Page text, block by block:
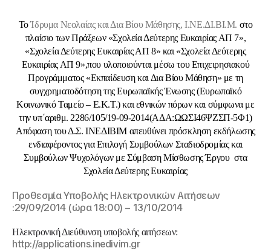
ΤοΊδρυμα Νεολαίας και Δια Βίου Μάθησης, Ι.ΝΕ.ΔΙ.ΒΙ.Μ. στο
πλαίσιο των Πράξεων «Σχολεία Δεύτερης Ευκαιρίας ΑΠ 7»,
«Σχολεία Δεύτερης Ευκαιρίας ΑΠ 8» και «Σχολεία Δεύτερης
Ευκαιρίας ΑΠ 9»,που υλοποιούνται μέσω του Επιχειρησιακού
Προγράμματος «Εκπαίδευση και Δια Βίου Μάθηση» με τη
συγχρηματοδότηση της Ευρωπαϊκής Ένωσης (Ευρωπαϊκό
Κοινωνικό Ταμείο – Ε.Κ.Τ.) και εθνικών πόρων και σύμφωνα με
την υπ΄αριθμ. 2286/105/19-09-2014(ΑΔΑ:ΩΩΣΙ46ΨΖΣΠ-5Φ1)
Απόφαση του Δ.Σ. ΙΝΕΔΙΒΙΜ απευθύνει πρόσκληση εκδήλωσης
ενδιαφέροντος για Επιλογή Συμβούλων Σταδιοδρομίας και
Συμβούλων Ψυχολόγων με Σύμβαση Μίσθωσης Έργου στα
Σχολεία Δεύτερης Ευκαιρίας
Προθεσμία Υποβολής Ηλεκτρονικών Αιτήσεων
:29/09/2014 (ώρα 18:00) – 13/10/2014
Ηλεκτρονική Διεύθυνση υποβολής αιτήσεων:
http://applications.inedivim.gr